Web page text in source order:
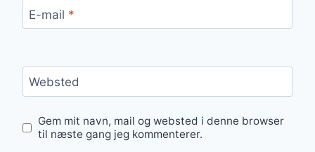
E-mail *
Websted
Gem mit navn, mail og websted i denne browser
til næste gang jeg kommenterer.